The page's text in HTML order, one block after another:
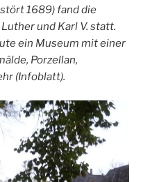
1689) fand die
und Karl V. statt.
ein Museum mit einer
Porzellan,
(Infoblatt).